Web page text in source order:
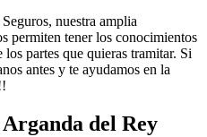
nuestra amplia
permiten tener los conocimientos
partes que quieras tramitar. Si
antes y te ayudamos en la
del Rey